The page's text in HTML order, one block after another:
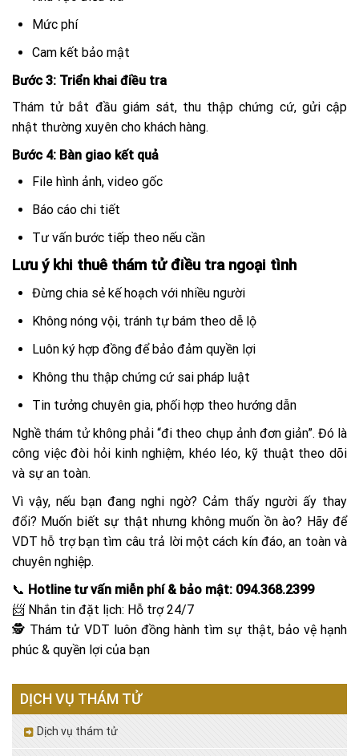
Mức phí
Cam kết bảo mật
Bước 3: Triển khai điều tra
Thám tử bắt đầu giám sát, thu thập chứng cứ, gửi cập
nhật thường xuyên cho khách hàng.
Bước 4: Bàn giao kết quả
File hình ảnh, video gốc
Báo cáo chi tiết
Tư vấn bước tiếp theo nếu cần
Lưu ý khi thuê thám tử điều tra ngoại tình
Đừng chia sẻ kế hoạch với nhiều người
Không nóng vội, tránh tự bám theo dễ lộ
Luôn ký hợp đồng để bảo đảm quyền lợi
Không thu thập chứng cứ sai pháp luật
Tin tưởng chuyên gia, phối hợp theo hướng dẫn
Nghề thám tử không phải “đi theo chụp ảnh đơn giản”. Đó là
công việc đòi hỏi kinh nghiệm, khéo léo, kỹ thuật theo dõi
và sự an toàn.
Vì vậy, nếu bạn đang nghi ngờ? Cảm thấy người ấy thay
đổi? Muốn biết sự thật nhưng không muốn ồn ào? Hãy để
VDT hỗ trợ bạn tìm câu trả lời một cách kín đáo, an toàn và
chuyên nghiệp.
📞 Hotline tư vấn miễn phí & bảo mật: 094.368.2399
📨 Nhắn tin đặt lịch: Hỗ trợ 24/7
🕵️ Thám tử VDT luôn đồng hành tìm sự thật, bảo vệ hạnh
phúc & quyền lợi của bạn
DỊCH VỤ THÁM TỬ
Dịch vụ thám tử